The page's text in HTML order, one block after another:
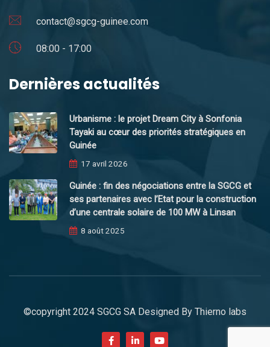
contact@sgcg-guinee.com
08:00 - 17:00
Dernières actualités
Urbanisme : le projet Dream City à Sonfonia
Tayaki au cœur des priorités stratégiques en
Guinée
17 avril 2026
Guinée : fin des négociations entre la SGCG et
ses partenaires avec l’Etat pour la construction
d’une centrale solaire de 100 MW à Linsan
8 août 2025
©copyright 2024 SGCG SA Designed By Thierno labs